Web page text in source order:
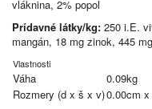
vláknina, 2% popol
Prídavné látky/kg: 250 i.E.
mangán, 18 mg zinok, 445
Vlastnosti
Váha
0.09kg
Rozmery (d x š x v)0.00cm